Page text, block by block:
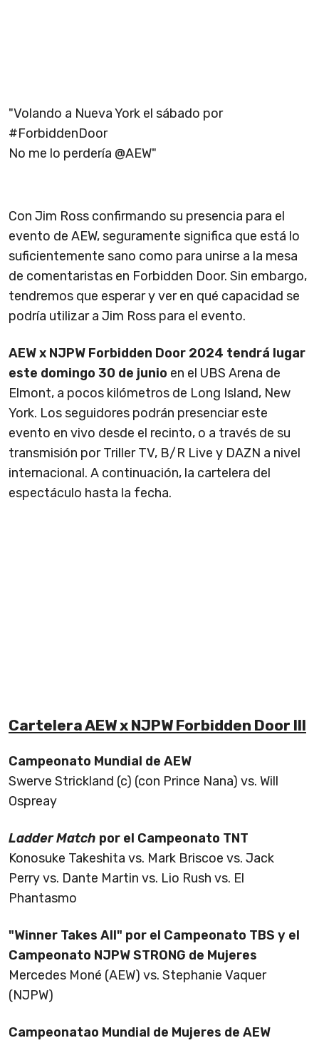
"Volando a Nueva York el sábado por
#ForbiddenDoor
No me lo perdería @AEW"
Con Jim Ross confirmando su presencia para el
evento de AEW, seguramente significa que está lo
suficientemente sano como para unirse a la mesa
de comentaristas en Forbidden Door. Sin embargo,
tendremos que esperar y ver en qué capacidad se
podría utilizar a Jim Ross para el evento.
AEW x NJPW Forbidden Door 2024 tendrá lugar
este domingo 30 de junio en el UBS Arena de
Elmont, a pocos kilómetros de Long Island, New
York. Los seguidores podrán presenciar este
evento en vivo desde el recinto, o a través de su
transmisión por Triller TV, B/R Live y DAZN a nivel
internacional. A continuación, la cartelera del
espectáculo hasta la fecha.
Cartelera AEW x NJPW Forbidden Door III
Campeonato Mundial de AEW
Swerve Strickland (c) (con Prince Nana) vs. Will
Ospreay
Ladder Match por el Campeonato TNT
Konosuke Takeshita vs. Mark Briscoe vs. Jack
Perry vs. Dante Martin vs. Lio Rush vs. El
Phantasmo
"Winner Takes All" por el Campeonato TBS y el
Campeonato NJPW STRONG de Mujeres
Mercedes Moné (AEW) vs. Stephanie Vaquer
(NJPW)
Campeonatao Mundial de Mujeres de AEW